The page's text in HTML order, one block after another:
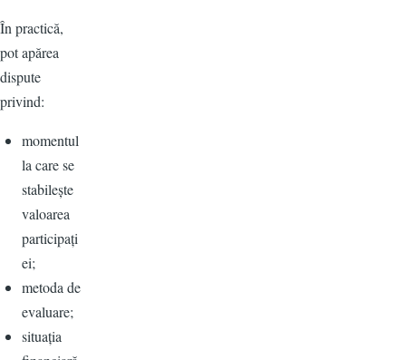
În practică,
pot apărea
dispute
privind:
momentul
la care se
stabilește
valoarea
participați
ei;
metoda de
evaluare;
situația